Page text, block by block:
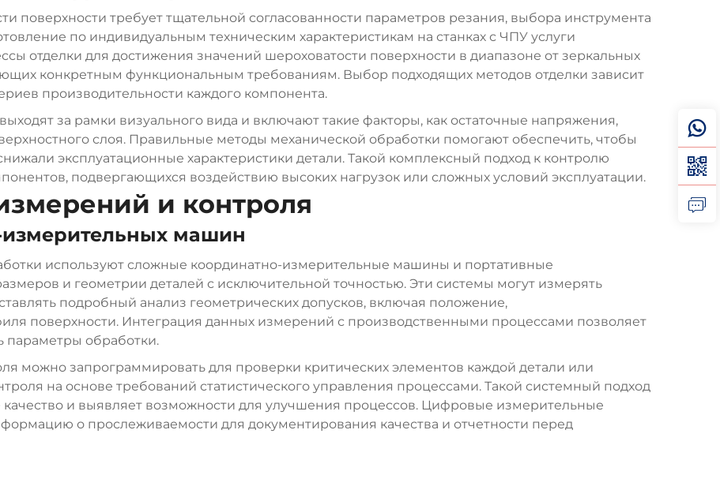
поверхности требует тщательной согласованности параметров резания, выбора инструмента
по индивидуальным техническим характеристикам на станках с ЧПУ услуги
отделки для достижения значений шероховатости поверхности в диапазоне от зеркальных
конкретным функциональным требованиям. Выбор подходящих методов отделки зависит
производительности каждого компонента.
за рамки визуального вида и включают такие факторы, как остаточные напряжения,
слоя. Правильные методы механической обработки помогают обеспечить, чтобы
эксплуатационные характеристики детали. Такой комплексный подход к контролю
подвергающихся воздействию высоких нагрузок или сложных условий эксплуатации.
и контроля
машин
используют сложные координатно-измерительные машины и портативные
и геометрии деталей с исключительной точностью. Эти системы могут измерять
подробный анализ геометрических допусков, включая положение,
поверхности. Интеграция данных измерений с производственными процессами позволяет
параметры обработки.
можно запрограммировать для проверки критических элементов каждой детали или
на основе требований статистического управления процессами. Такой системный подход
и выявляет возможности для улучшения процессов. Цифровые измерительные
о прослеживаемости для документирования качества и отчетности перед